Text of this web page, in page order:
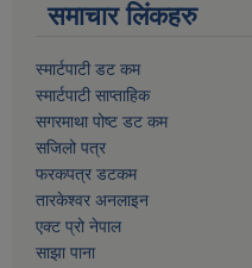
समाचार लिंकहरु
स्मार्टपाटी डट कम
स्मार्टपाटी साप्ताहिक
सगरमाथा पोष्ट डट कम
सजिलो पत्र
फरकपत्र डटकम
तारकेश्वर अनलाइन
एक्ट प्रो नेपाल
साझा पाना